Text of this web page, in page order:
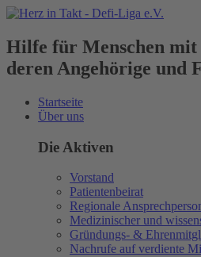
Hilfe für Menschen
deren Angehörige und
Startseite
Über uns
Die Aktiven
Vorstand
Patientenbeirat
Regionale
Medizinischer und
Gründungs- &
Nachrufe auf verdiente